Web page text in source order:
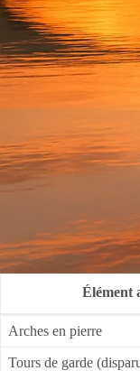
Arches en pierre
Tours de garde